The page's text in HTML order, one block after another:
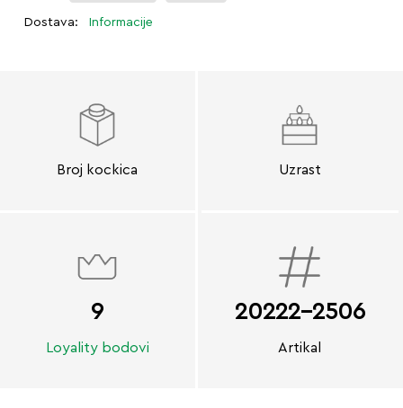
Dostava: Informacije
Broj kockica Uzrast
9
Loyality bodovi
20222-2506
Artikal